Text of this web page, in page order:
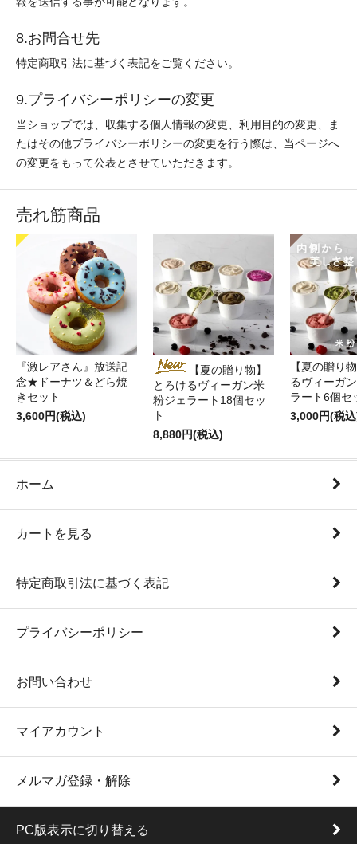
8.お問合せ先
特定商取引法に基づく表記をご覧ください。
9.プライバシーポリシーの変更
当ショップでは、収集する個人情報の変更、利用目的の変更、ま
たはその他プライバシーポリシーの変更を行う際は、当ページへ
の変更をもって公表とさせていただきます。
売れ筋商品
『激レアさん』放送記
念★ドーナツ＆どら焼
きセット
3,600円(税込)
【夏の贈り物】
とろけるヴィーガン米
粉ジェラート18個セッ
ト
8,880円(税込)
【夏の贈り
るヴィーガ
ラート6個セ
3,000円(税
ホーム
カートを見る
特定商取引法に基づく表記
プライバシーポリシー
お問い合わせ
マイアカウント
メルマガ登録・解除
PC版表示に切り替える